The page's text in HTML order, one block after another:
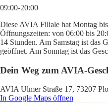
09:00-20:00
Diese AVIA Filiale hat Montag
Öffnungszeiten: von 06:00 bis
14 Stunden. Am Samstag ist das
geöffnet. Am Sonntag ist das
Dein Weg zum AVIA-
AVIA Ulmer Straße 17, 73207
In Google Maps öffnen